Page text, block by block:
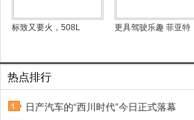
标致又要火，508L 更具驾驶乐趣 菲亚特
热点排行
日产汽车的“西川时代”今日正式落幕